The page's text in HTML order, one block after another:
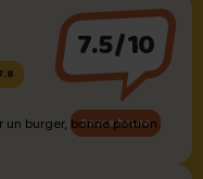
7.5/10
Sauce brune
burger, bonne portion.